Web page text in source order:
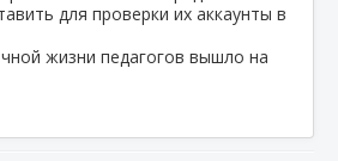
жизни педагогов вышло на